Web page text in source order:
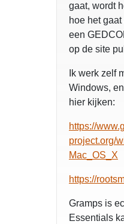
gaat, wordt
hoe het
een
op de site
Ik werk zelf
Windows,
hier kijken:
https://
project.org/
Mac_OS_X
https://
Gramps is
Essentials